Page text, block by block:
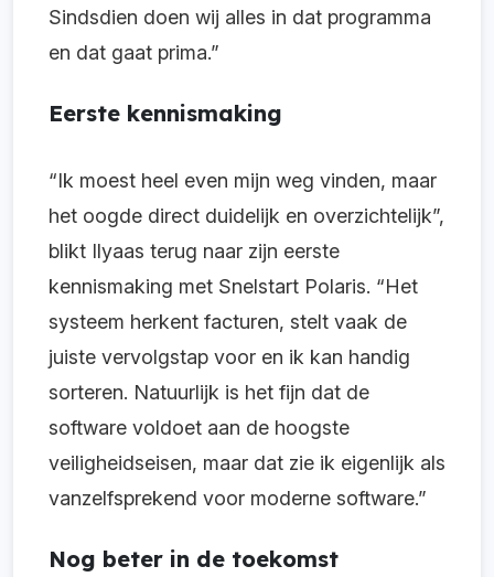
Sindsdien doen wij alles in dat programma
en dat gaat prima.”
Eerste kennismaking
“Ik moest heel even mijn weg vinden, maar
het oogde direct duidelijk en overzichtelijk”,
blikt Ilyaas terug naar zijn eerste
kennismaking met Snelstart Polaris. “Het
systeem herkent facturen, stelt vaak de
juiste vervolgstap voor en ik kan handig
sorteren. Natuurlijk is het fijn dat de
software voldoet aan de hoogste
veiligheidseisen, maar dat zie ik eigenlijk als
vanzelfsprekend voor moderne software.”
Nog beter in de toekomst